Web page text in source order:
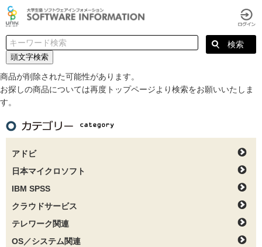
頭文字検索
商品が削除された可能性があります。
お探しの商品については再度トップページより検索をお願いいたしま
す。
アドビ
日本マイクロソフト
IBM SPSS
クラウドサービス
テレワーク関連
OS／システム関連